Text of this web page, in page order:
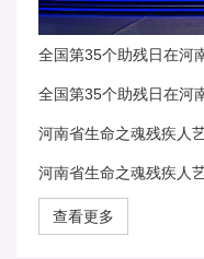
全国第35个助残日在河
全国第35个助残日在河
河南省生命之魂残疾人
河南省生命之魂残疾人
查看更多